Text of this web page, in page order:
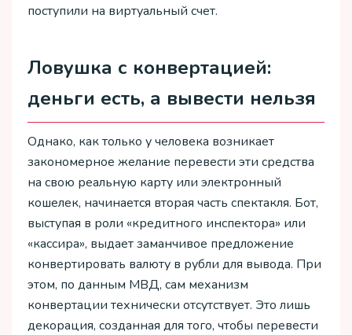
поступили на виртуальный счет.
Ловушка с конвертацией:
деньги есть, а вывести нельзя
Однако, как только у человека возникает
закономерное желание перевести эти средства
на свою реальную карту или электронный
кошелек, начинается вторая часть спектакля. Бот,
выступая в роли «кредитного инспектора» или
«кассира», выдает заманчивое предложение
конвертировать валюту в рубли для вывода. При
этом, по данным МВД, сам механизм
конвертации технически отсутствует. Это лишь
декорация, созданная для того, чтобы перевести